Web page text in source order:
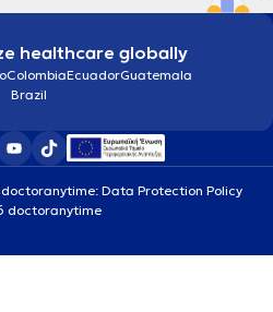
healthcare globally
ColombiaEcuadorGuatemala
Brazil
doctoranytime: Data Protection Policy
doctoranytime